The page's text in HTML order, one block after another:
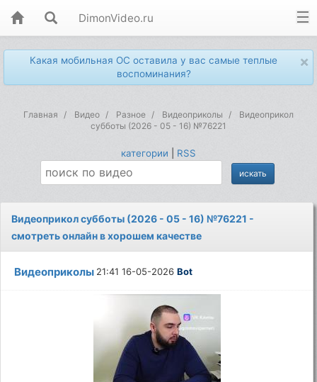
DimonVideo.ru
×
Какая мобильная ОС оставила у вас самые теплые
воспоминания?
Главная Видео Разное Видеоприколы
Видеоприкол
субботы (2026 - 05 - 16) №76221
категории RSS
Видеоприкол субботы (2026 - 05 - 16) №76221 -
смотреть онлайн в хорошем качестве
Видеоприколы 21:41 16-05-2026Bot